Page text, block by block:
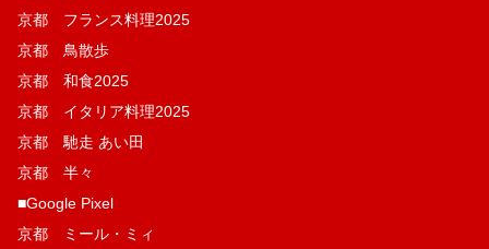
京都 フランス料理2025
京都 鳥散歩
京都 和食2025
京都 イタリア料理2025
京都 馳走 あい田
京都 半々
■Google Pixel
京都 ミール・ミィ